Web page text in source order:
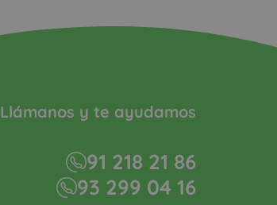
Llámanos y te ayudamos
91 218 21 86
93 299 04 16